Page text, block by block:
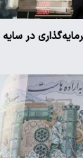
در سایه